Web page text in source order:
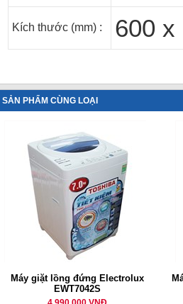
Kích thước (mm) : 600 x
SẢN PHẨM CÙNG LOẠI
Máy giặt lồng đứng Electrolux
EWT7042S